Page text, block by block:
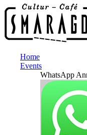
Home
Events
WhatsApp